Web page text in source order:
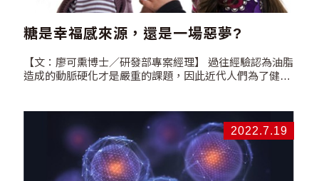
糖是幸福感來源，還是一場惡夢?
【文：廖可熏博士／研發部專案經理】 過往經驗認為油脂
造成的動脈硬化才是嚴重的課題，因此近代人們為了健康
了油脂，取代的是糖分。手搖飲的盛行，不是一種偶然，
而是一種必然。根據WHO最新建議，一天的精緻糖量不
可超過總熱量的10%，按照國人平均值計算，成年男性一
天攝取精緻糖不宜超過50克，女性約40克，小孩則是約20
克。而一杯全糖的手搖飲所含糖量約莫62克，遠遠超過一
2022.7.19